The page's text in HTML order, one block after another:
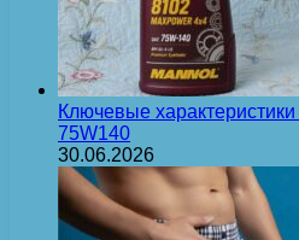
Ключевые
75W140
30.06.2026